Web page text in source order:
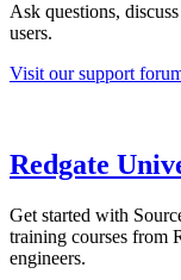
Ask questions,
users.
Visit our support
Redgate
Get started with
training courses from
engineers.